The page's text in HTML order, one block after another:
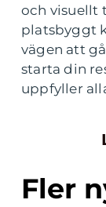
och visuellt
platsbyggt
vägen att
starta din
uppfyller
Fler